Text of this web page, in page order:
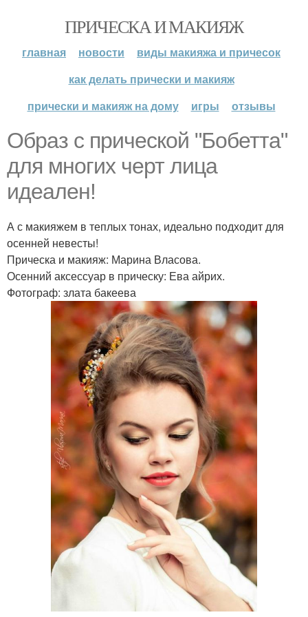
ПРИЧЕСКА И МАКИЯЖ
главная новости
виды макияжа и причесок
как делать прически и макияж
прически и макияж на дому
игры отзывы
Образ с прической "Бобетта"
для многих черт лица
идеален!
А с макияжем в теплых тонах, идеально подходит для
осенней невесты!
Прическа и макияж: Марина Власова.
Осенний аксессуар в прическу: Ева айрих.
Фотограф: злата бакеева